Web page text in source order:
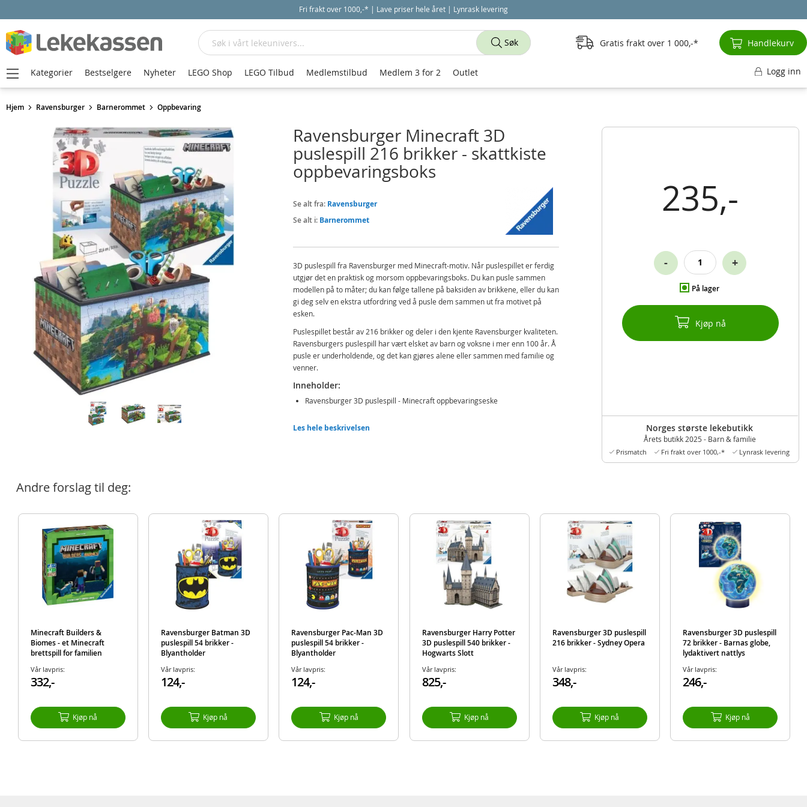
Fri frakt over 1000,-* | Lave priser hele året | Lynrask levering
Hjem Ravensburger Barnerommet Oppbevaring
235,-
På lager
- +
Kjøp nå
Norges største lekebutikk
Årets butikk 2025 - Barn & familie
Prismatch Fri frakt over 1000,-* Lynrask levering
Ravensburger Minecraft 3D
puslespill 216 brikker - skattkiste
oppbevaringsboks
Se alt fra: Ravensburger
Se alt i: Barnerommet
3D puslespill fra Ravensburger med Minecraft-motiv. Når puslespillet er ferdig
utgjør det en praktisk og morsom oppbevaringsboks. Du kan pusle sammen
modellen på to måter; du kan følge tallene på baksiden av brikkene, eller du kan
gi deg selv en ekstra utfordring ved å pusle dem sammen ut fra motivet på
esken.
Puslespillet består av 216 brikker og deler i den kjente Ravensburger kvaliteten.
Ravensburgers puslespill har vært elsket av barn og voksne i mer enn 100 år. Å
pusle er underholdende, og det kan gjøres alene eller sammen med familie og
venner.
Inneholder:
Ravensburger 3D puslespill - Minecraft oppbevaringseske
Detaljer:
4005556112869
Ravensburger
Les hele beskrivelsen
Andre forslag til deg:
Minecraft Builders &
Biomes - et Minecraft
brettspill for familien
Vår lavpris:
332,-
Kjøp nå
Ravensburger Batman 3D
puslespill 54 brikker -
Blyantholder
Vår lavpris:
124,-
Kjøp nå
Ravensburger Pac-Man 3D
puslespill 54 brikker -
Blyantholder
Vår lavpris:
124,-
Kjøp nå
Ravensburger Harry Potter
3D puslespill 540 brikker -
Hogwarts Slott
Vår lavpris:
825,-
Kjøp nå
Ravensburger 3D puslespill
216 brikker - Sydney Opera
Vår lavpris:
348,-
Kjøp nå
Ravensburger 3D puslespill
72 brikker - Barnas globe,
lydaktivert nattlys
Vår lavpris:
246,-
Kjøp nå
Søk
Søk Gratis frakt over 1 000,- Handlekurv
Kategorier Bestselgere Nyheter LEGO Shop LEGO Tilbud Medlemstilbud Medlem 3 for 2 Outlet Logg inn